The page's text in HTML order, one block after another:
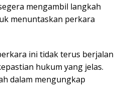
mengambil langkah
menuntaskan perkara
ini tidak terus berjalan
hukum yang jelas.
dalam mengungkap